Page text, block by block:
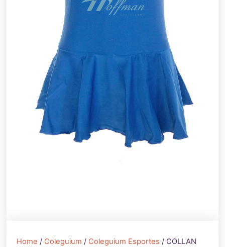
Home / Coleguium / Coleguium Esportes / COLLAN